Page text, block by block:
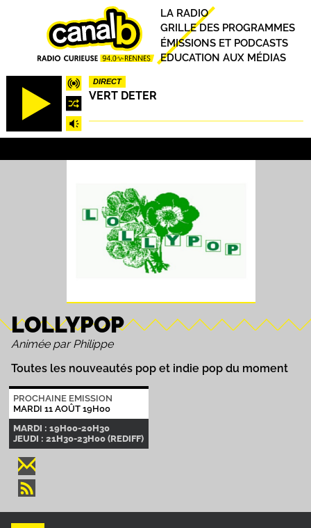
DIRECT
VERT DETER
Principal
LA RADIO
GRILLE DES PROGRAMMES
ÉMISSIONS ET PODCASTS
EDUCATION AUX MÉDIAS
LOLLYPOP
Animée par Philippe
Toutes les nouveautés pop et indie pop du moment
PROCHAINE EMISSION
MARDI 11 AOÛT 19H00
MARDI : 19H00-20H30
JEUDI : 21H30-23H00 (REDIFF)